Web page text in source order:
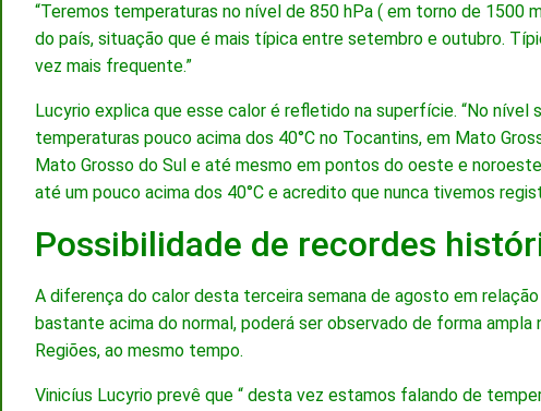
“Teremos temperaturas no nível de 850 hPa ( em torno de 1500
do país, situação que é mais típica entre setembro e outubro.
vez mais frequente.”
Lucyrio explica que esse calor é refletido na superfície. “No nível
temperaturas pouco acima dos 40°C no Tocantins, em Mato
Mato Grosso do Sul e até mesmo em pontos do oeste e
até um pouco acima dos 40°C e acredito que nunca tivemos
Possibilidade de recordes
A diferença do calor desta terceira semana de agosto em
bastante acima do normal, poderá ser observado de forma
Regiões, ao mesmo tempo.
Vinicíus Lucyrio prevê que “ desta vez estamos falando de